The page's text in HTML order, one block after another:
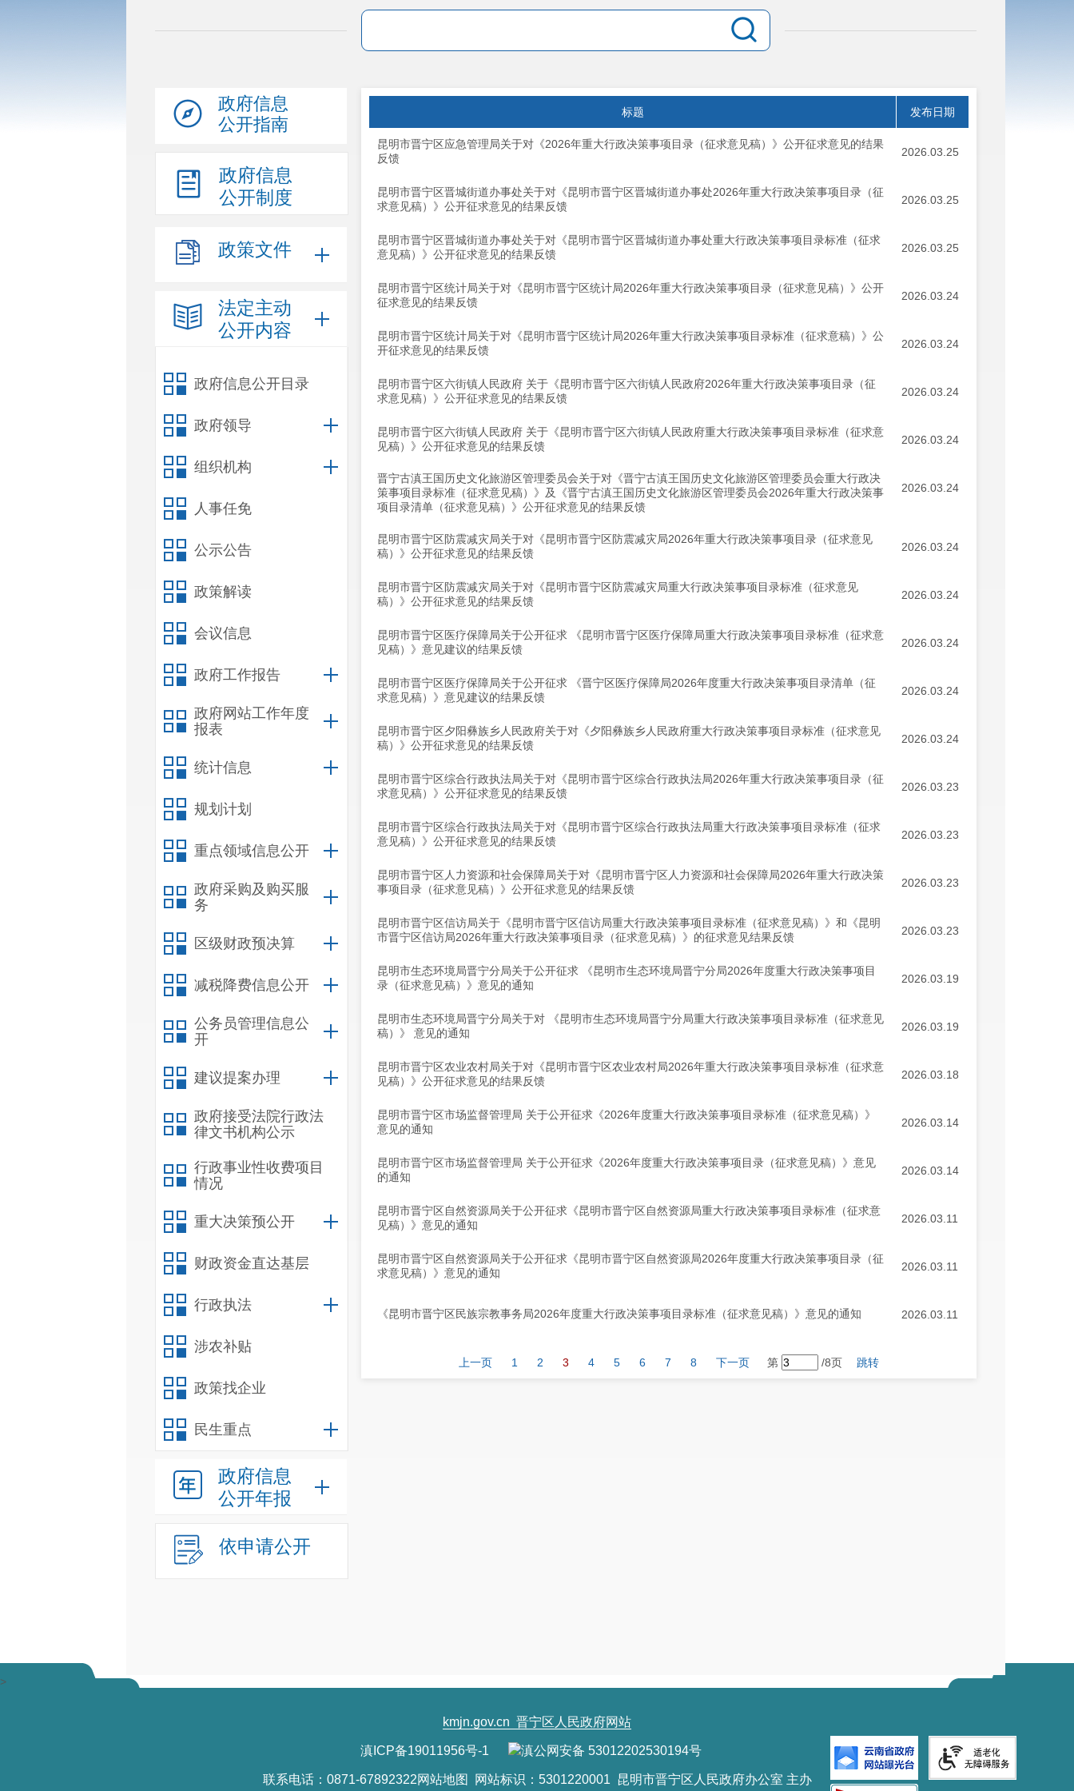
政府信息
公开指南
政府信息
公开制度
政策文件
法定主动
公开内容
政府信息公开目录
政府领导
组织机构
人事任免
公示公告
政策解读
会议信息
政府工作报告
政府网站工作年度
报表
统计信息
规划计划
重点领域信息公开
政府采购及购买服
务
区级财政预决算
减税降费信息公开
公务员管理信息公
开
建议提案办理
政府接受法院行政法
律文书机构公示
行政事业性收费项目
情况
重大决策预公开
财政资金直达基层
行政执法
涉农补贴
政策找企业
民生重点
政府信息
公开年报
依申请公开
标题 发布日期
昆明市晋宁区应急管理局关于对《2026年重大行政决策事项目录（征求意见稿）》公开征求意见的结果
反馈
2026.03.25
昆明市晋宁区晋城街道办事处关于对《昆明市晋宁区晋城街道办事处2026年重大行政决策事项目录（征
求意见稿）》公开征求意见的结果反馈
2026.03.25
昆明市晋宁区晋城街道办事处关于对《昆明市晋宁区晋城街道办事处重大行政决策事项目录标准（征求
意见稿）》公开征求意见的结果反馈
2026.03.25
昆明市晋宁区统计局关于对《昆明市晋宁区统计局2026年重大行政决策事项目录（征求意见稿）》公开
征求意见的结果反馈
2026.03.24
昆明市晋宁区统计局关于对《昆明市晋宁区统计局2026年重大行政决策事项目录标准（征求意稿）》公
开征求意见的结果反馈
2026.03.24
昆明市晋宁区六街镇人民政府 关于《昆明市晋宁区六街镇人民政府2026年重大行政决策事项目录（征
求意见稿）》公开征求意见的结果反馈
2026.03.24
昆明市晋宁区六街镇人民政府 关于《昆明市晋宁区六街镇人民政府重大行政决策事项目录标准（征求意
见稿）》公开征求意见的结果反馈
2026.03.24
晋宁古滇王国历史文化旅游区管理委员会关于对《晋宁古滇王国历史文化旅游区管理委员会重大行政决
策事项目录标准（征求意见稿）》及《晋宁古滇王国历史文化旅游区管理委员会2026年重大行政决策事
项目录清单（征求意见稿）》公开征求意见的结果反馈
2026.03.24
昆明市晋宁区防震减灾局关于对《昆明市晋宁区防震减灾局2026年重大行政决策事项目录（征求意见
稿）》公开征求意见的结果反馈
2026.03.24
昆明市晋宁区防震减灾局关于对《昆明市晋宁区防震减灾局重大行政决策事项目录标准（征求意见
稿）》公开征求意见的结果反馈
2026.03.24
昆明市晋宁区医疗保障局关于公开征求 《昆明市晋宁区医疗保障局重大行政决策事项目录标准（征求意
见稿）》意见建议的结果反馈
2026.03.24
昆明市晋宁区医疗保障局关于公开征求 《晋宁区医疗保障局2026年度重大行政决策事项目录清单（征
求意见稿）》意见建议的结果反馈
2026.03.24
昆明市晋宁区夕阳彝族乡人民政府关于对《夕阳彝族乡人民政府重大行政决策事项目录标准（征求意见
稿）》公开征求意见的结果反馈
2026.03.24
昆明市晋宁区综合行政执法局关于对《昆明市晋宁区综合行政执法局2026年重大行政决策事项目录（征
求意见稿）》公开征求意见的结果反馈
2026.03.23
昆明市晋宁区综合行政执法局关于对《昆明市晋宁区综合行政执法局重大行政决策事项目录标准（征求
意见稿）》公开征求意见的结果反馈
2026.03.23
昆明市晋宁区人力资源和社会保障局关于对《昆明市晋宁区人力资源和社会保障局2026年重大行政决策
事项目录（征求意见稿）》公开征求意见的结果反馈
2026.03.23
昆明市晋宁区信访局关于《昆明市晋宁区信访局重大行政决策事项目录标准（征求意见稿）》和《昆明
市晋宁区信访局2026年重大行政决策事项目录（征求意见稿）》的征求意见结果反馈
2026.03.23
昆明市生态环境局晋宁分局关于公开征求 《昆明市生态环境局晋宁分局2026年度重大行政决策事项目
录（征求意见稿）》意见的通知
2026.03.19
昆明市生态环境局晋宁分局关于对 《昆明市生态环境局晋宁分局重大行政决策事项目录标准（征求意见
稿）》 意见的通知
2026.03.19
昆明市晋宁区农业农村局关于对《昆明市晋宁区农业农村局2026年重大行政决策事项目录标准（征求意
见稿）》公开征求意见的结果反馈
2026.03.18
昆明市晋宁区市场监督管理局 关于公开征求《2026年度重大行政决策事项目录标准（征求意见稿）》
意见的通知
2026.03.14
昆明市晋宁区市场监督管理局 关于公开征求《2026年度重大行政决策事项目录（征求意见稿）》意见
的通知
2026.03.14
昆明市晋宁区自然资源局关于公开征求《昆明市晋宁区自然资源局重大行政决策事项目录标准（征求意
见稿）》意见的通知
2026.03.11
昆明市晋宁区自然资源局关于公开征求《昆明市晋宁区自然资源局2026年度重大行政决策事项目录（征
求意见稿）》意见的通知
2026.03.11
《昆明市晋宁区民族宗教事务局2026年度重大行政决策事项目录标准（征求意见稿）》意见的通知 2026.03.11
上一页 1 2 3 4 5 6 7 8 下一页 第 /8页 跳转
>
kmjn.gov.cn 晋宁区人民政府网站
滇ICP备19011956号-1 滇公网安备 53012202530194号
联系电话：0871-67892322网站地图 网站标识：5301220001 昆明市晋宁区人民政府办公室 主办